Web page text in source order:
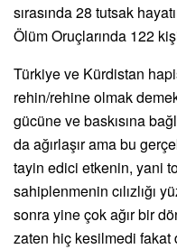
sırasında 28 tutsak
Ölüm Oruçlarında 122
Türkiye ve Kürdistan
rehin/rehine olmak
gücüne ve baskısına
da ağırlaşır ama bu
tayin edici etkenin, yani
sahiplenmenin cılızlığı
sonra yine çok ağır bir
zaten hiç kesilmedi fakat